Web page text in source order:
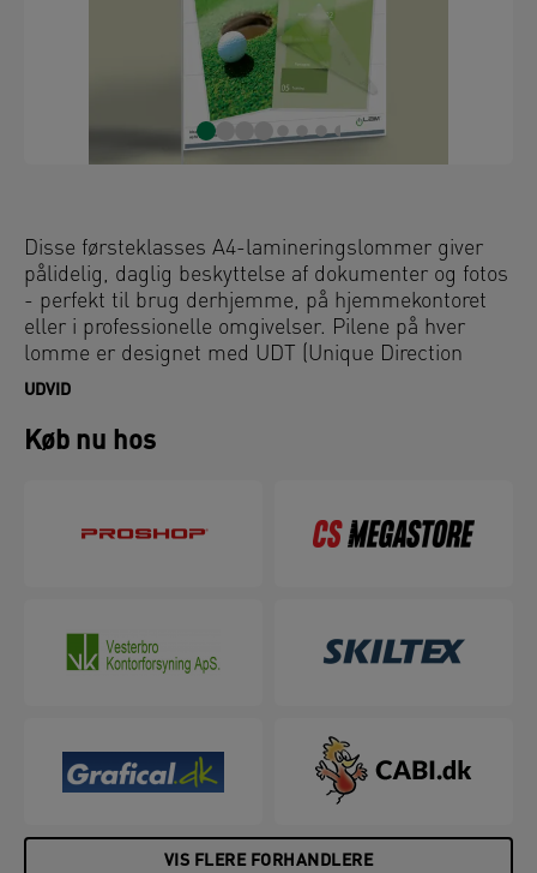
Disse førsteklasses A4-lamineringslommer giver
pålidelig, daglig beskyttelse af dokumenter og fotos
- perfekt til brug derhjemme, på hjemmekontoret
eller i professionelle omgivelser. Pilene på hver
lomme er designet med UDT (Unique Direction
Technology) og sikrer, at lommerne føres korrekt
farverne mere levende, mens de afrundede kanter
langvarig beskyttelse mod snavs, spild og fugt.
UDVID
Køb nu hos
VIS FLERE FORHANDLERE